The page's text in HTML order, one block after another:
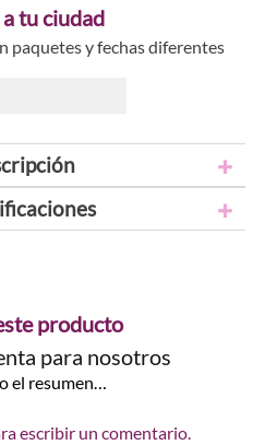
tu ciudad
paquetes y fechas diferentes
producto
para nosotros
el resumen…
escribir un comentario.